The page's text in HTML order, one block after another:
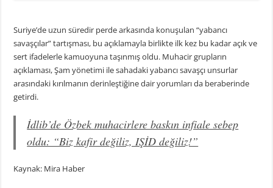
Suriye’de uzun süredir perde arkasında konuşulan “yabancı
savaşçılar” tartışması, bu açıklamayla birlikte ilk kez bu kadar açık ve
sert ifadelerle kamuoyuna taşınmış oldu. Muhacir grupların
açıklaması, Şam yönetimi ile sahadaki yabancı savaşçı unsurlar
arasındaki kırılmanın derinleştiğine dair yorumları da beraberinde
getirdi.
İdlib’de Özbek muhacirlere baskın infiale sebep
oldu: “Biz kafir değiliz, IŞİD değiliz!”
Kaynak: Mira Haber